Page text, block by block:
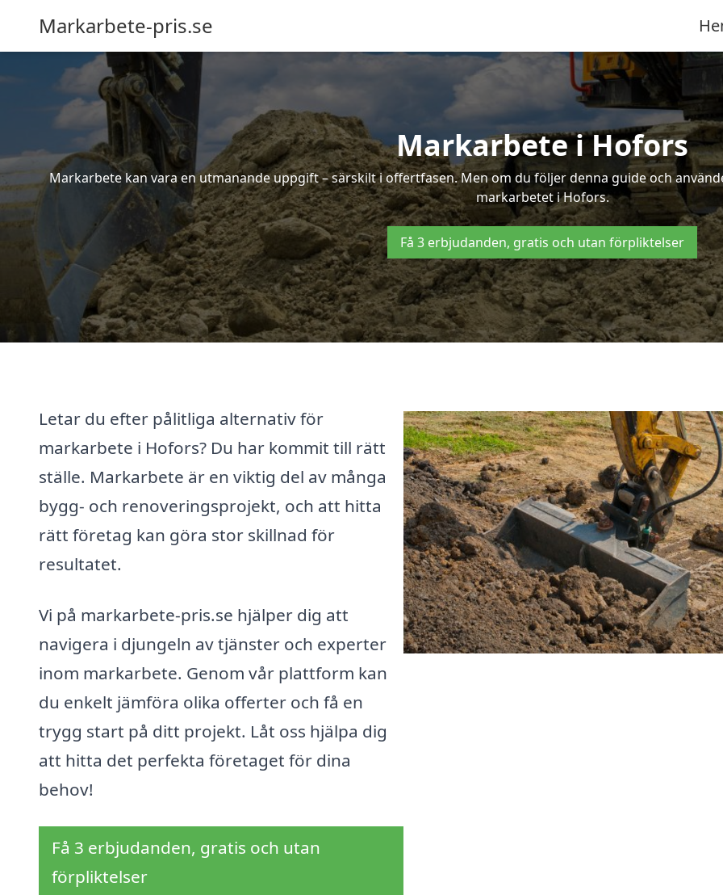
Markarbete-pris.se
Markarbete i Hofors
Markarbete kan vara en utmanande uppgift – särskilt i offertfasen. Men om du följer denna guide och
markarbetet i Hofors.
Få 3 erbjudanden, gratis och utan förpliktelser
Letar du efter pålitliga alternativ för
markarbete i Hofors? Du har kommit till rätt
ställe. Markarbete är en viktig del av många
bygg- och renoveringsprojekt, och att hitta
rätt företag kan göra stor skillnad för
resultatet.
Vi på markarbete-pris.se hjälper dig att
navigera i djungeln av tjänster och experter
inom markarbete. Genom vår plattform kan
du enkelt jämföra olika offerter och få en
trygg start på ditt projekt. Låt oss hjälpa dig
att hitta det perfekta företaget för dina
behov!
Få 3 erbjudanden, gratis och utan
förpliktelser